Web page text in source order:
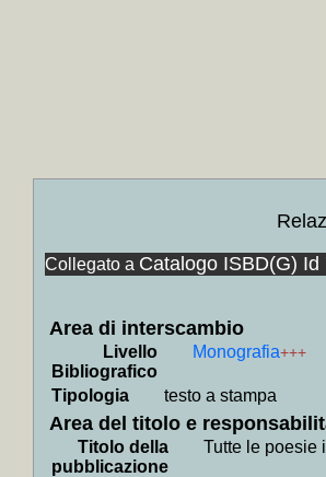
Collegato a Catalogo ISBD(G) Id
Area di interscambio
Livello
Bibliografico
Monografia+++
Tipologia testo a stampa
Area del titolo e
Titolo della
pubblicazione
Tutte le poesie